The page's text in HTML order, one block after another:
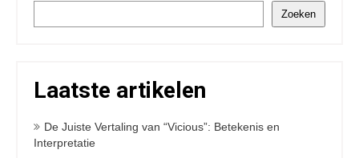
Zoeken
Laatste artikelen
De Juiste Vertaling van “Vicious”: Betekenis en
Interpretatie